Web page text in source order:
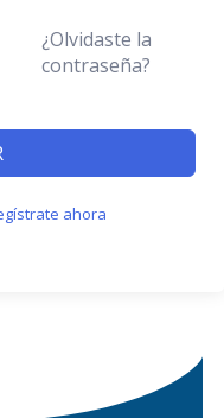
¿Olvidaste la
contraseña?
ahora